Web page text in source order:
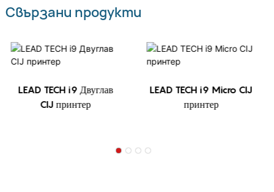
Свързани продукти
LEAD TECH i9 Двуглав
CIJ принтер
LEAD TECH i9 Micro CIJ
принтер